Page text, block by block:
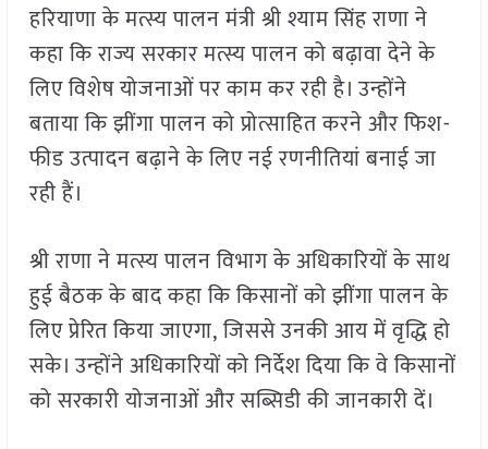
हरियाणा के मत्स्य पालन मंत्री श्री श्याम सिंह राणा ने
कहा कि राज्य सरकार मत्स्य पालन को बढ़ावा देने के
लिए विशेष योजनाओं पर काम कर रही है। उन्होंने
बताया कि झींगा पालन को प्रोत्साहित करने और फिश-
फीड उत्पादन बढ़ाने के लिए नई रणनीतियां बनाई जा
रही हैं।
श्री राणा ने मत्स्य पालन विभाग के अधिकारियों के साथ
हुई बैठक के बाद कहा कि किसानों को झींगा पालन के
लिए प्रेरित किया जाएगा, जिससे उनकी आय में वृद्धि हो
सके। उन्होंने अधिकारियों को निर्देश दिया कि वे किसानों
को सरकारी योजनाओं और सब्सिडी की जानकारी दें।